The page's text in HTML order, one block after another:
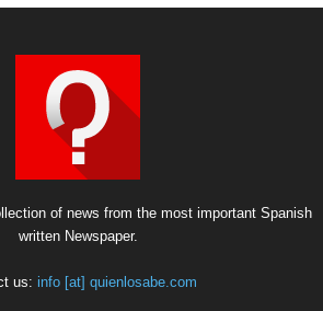
of news from the most important Spanish
written Newspaper.
us: info [at] quienlosabe.com